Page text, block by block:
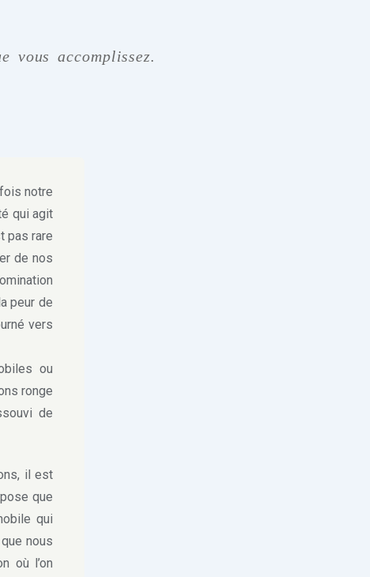
vous accomplissez.
notre
qui agit
pas rare
de nos
peur de
vers
ou
ronge
de
il est
que
qui
nous
où l’on